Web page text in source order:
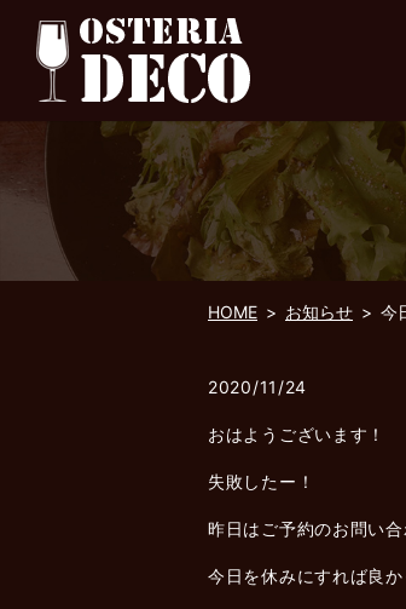
HOME お知らせ 今
2020/11/24
おはようございます！
失敗したー！
昨日はご予約のお問い
今日を休みにすれば良